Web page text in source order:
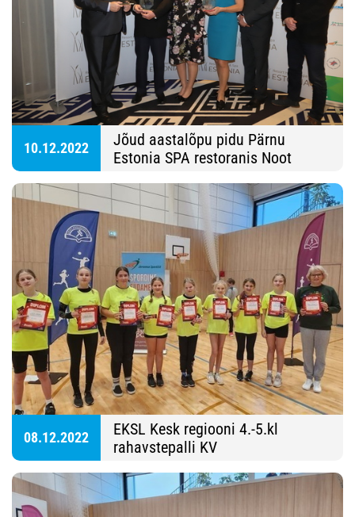
10.12.2022
Jõud aastalõpu pidu Pärnu
Estonia SPA restoranis Noot
08.12.2022
EKSL Kesk regiooni 4.-5.kl
rahavstepalli KV